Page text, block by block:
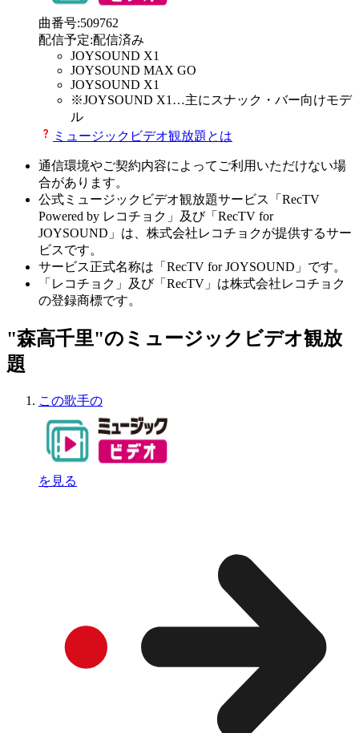
曲番号:509762
配信予定:配信済み
JOYSOUND X1
JOYSOUND MAX GO
JOYSOUND X1
※JOYSOUND X1 …主にスナック・バー向けモデ
ル
ミュージックビデオ観放題とは
通信環境やご契約内容によってご利用いただけない場
合があります。
公式ミュージックビデオ観放題サービス「RecTV
Powered by レコチョク」及び「RecTV for
JOYSOUND」は、株式会社レコチョクが提供するサー
ビスです。
サービス正式名称は「RecTV for JOYSOUND」です。
「レコチョク」及び「RecTV」は株式会社レコチョク
の登録商標です。
"森高千里"のミュージックビデオ観放
題
この歌手の
を見る